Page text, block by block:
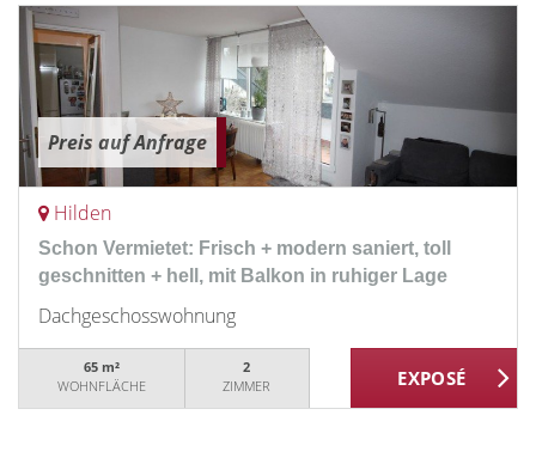
Preis auf Anfrage
Hilden
Schon Vermietet: Frisch + modern saniert, toll
geschnitten + hell, mit Balkon in ruhiger Lage
Dachgeschosswohnung
65 m²
WOHNFLÄCHE
2
ZIMMER